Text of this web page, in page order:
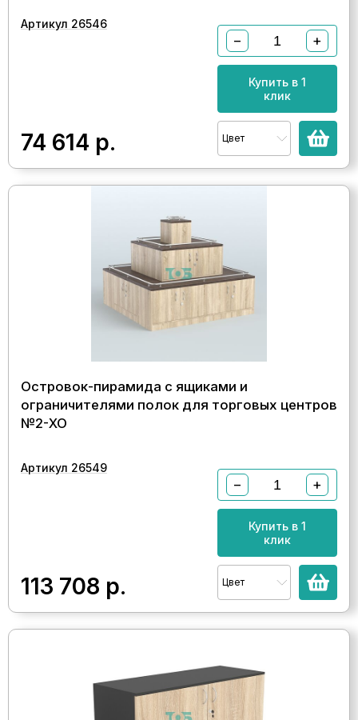
Артикул 26546
74 614 р.
− +
Купить в 1
клик
Цвет
Островок-пирамида с ящиками и
ограничителями полок для торговых центров
№2-ХО
Артикул 26549
113 708 р.
− +
Купить в 1
клик
Цвет